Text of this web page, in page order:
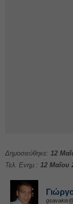
Δημοσιεύθηκε: 12
Τελ. Ενημ.: 12 Μαΐου